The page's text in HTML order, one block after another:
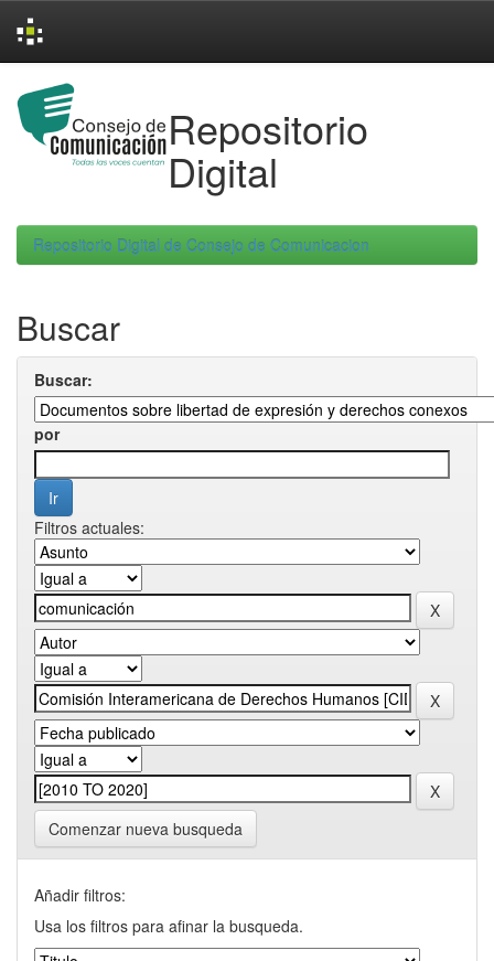
navigation
Repositorio
Digital
Repositorio Digital de Consejo de Comunicacion
Buscar
Buscar:
por
Filtros actuales:
Comenzar nueva busqueda
Añadir filtros:
Usa los filtros para afinar la busqueda.